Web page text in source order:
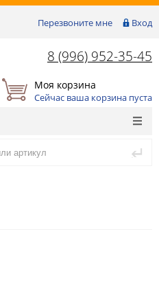
Перезвоните мне Вход
8 (996) 952-35-45
Моя корзина
Сейчас ваша корзина пуста